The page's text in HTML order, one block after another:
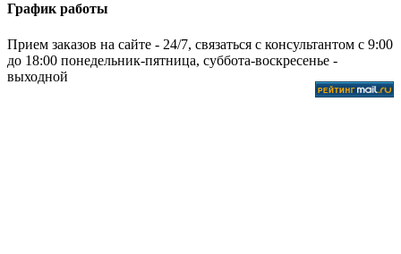
График работы
Прием заказов на сайте - 24/7, связаться с консультантом с 9:00
до 18:00 понедельник-пятница, суббота-воскресенье -
выходной